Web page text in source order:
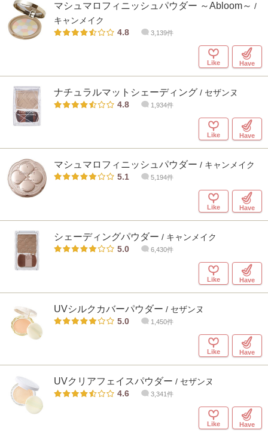
マシュマロフィニッシュパウダー ～Abloom～ /
キャンメイク
4.8
3,139件
Like Have
ナチュラルマットシェーディング / セザンヌ
4.8
1,934件
Like Have
マシュマロフィニッシュパウダー / キャンメイク
5.1
5,194件
Like Have
シェーディングパウダー / キャンメイク
5.0
6,430件
Like Have
UVシルクカバーパウダー / セザンヌ
5.0
1,450件
Like Have
UVクリアフェイスパウダー / セザンヌ
4.6
3,341件
Like Have